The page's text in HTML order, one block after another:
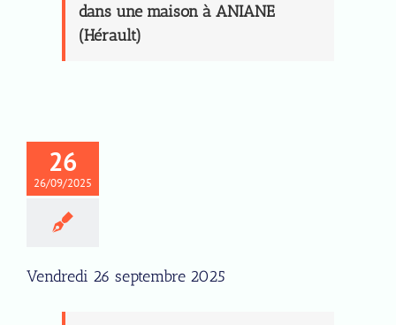
dans une maison à ANIANE
(Hérault)
26
26/09/2025
Vendredi 26 septembre 2025